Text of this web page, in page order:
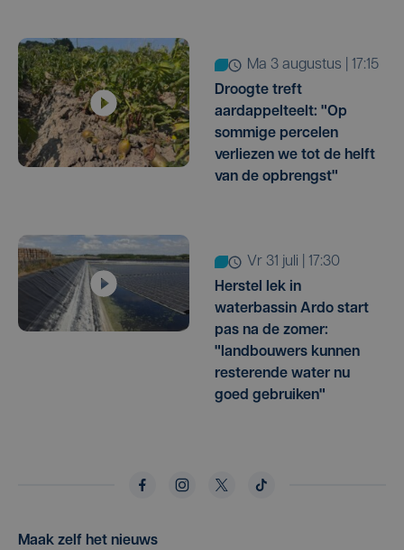
ma 3 augustus | 17:15
Droogte treft
aardappelteelt: "Op
sommige percelen
verliezen we tot de helft
van de opbrengst"
vr 31 juli | 17:30
Herstel lek in
waterbassin Ardo start
pas na de zomer:
"landbouwers kunnen
resterende water nu
goed gebruiken"
Maak zelf het nieuws